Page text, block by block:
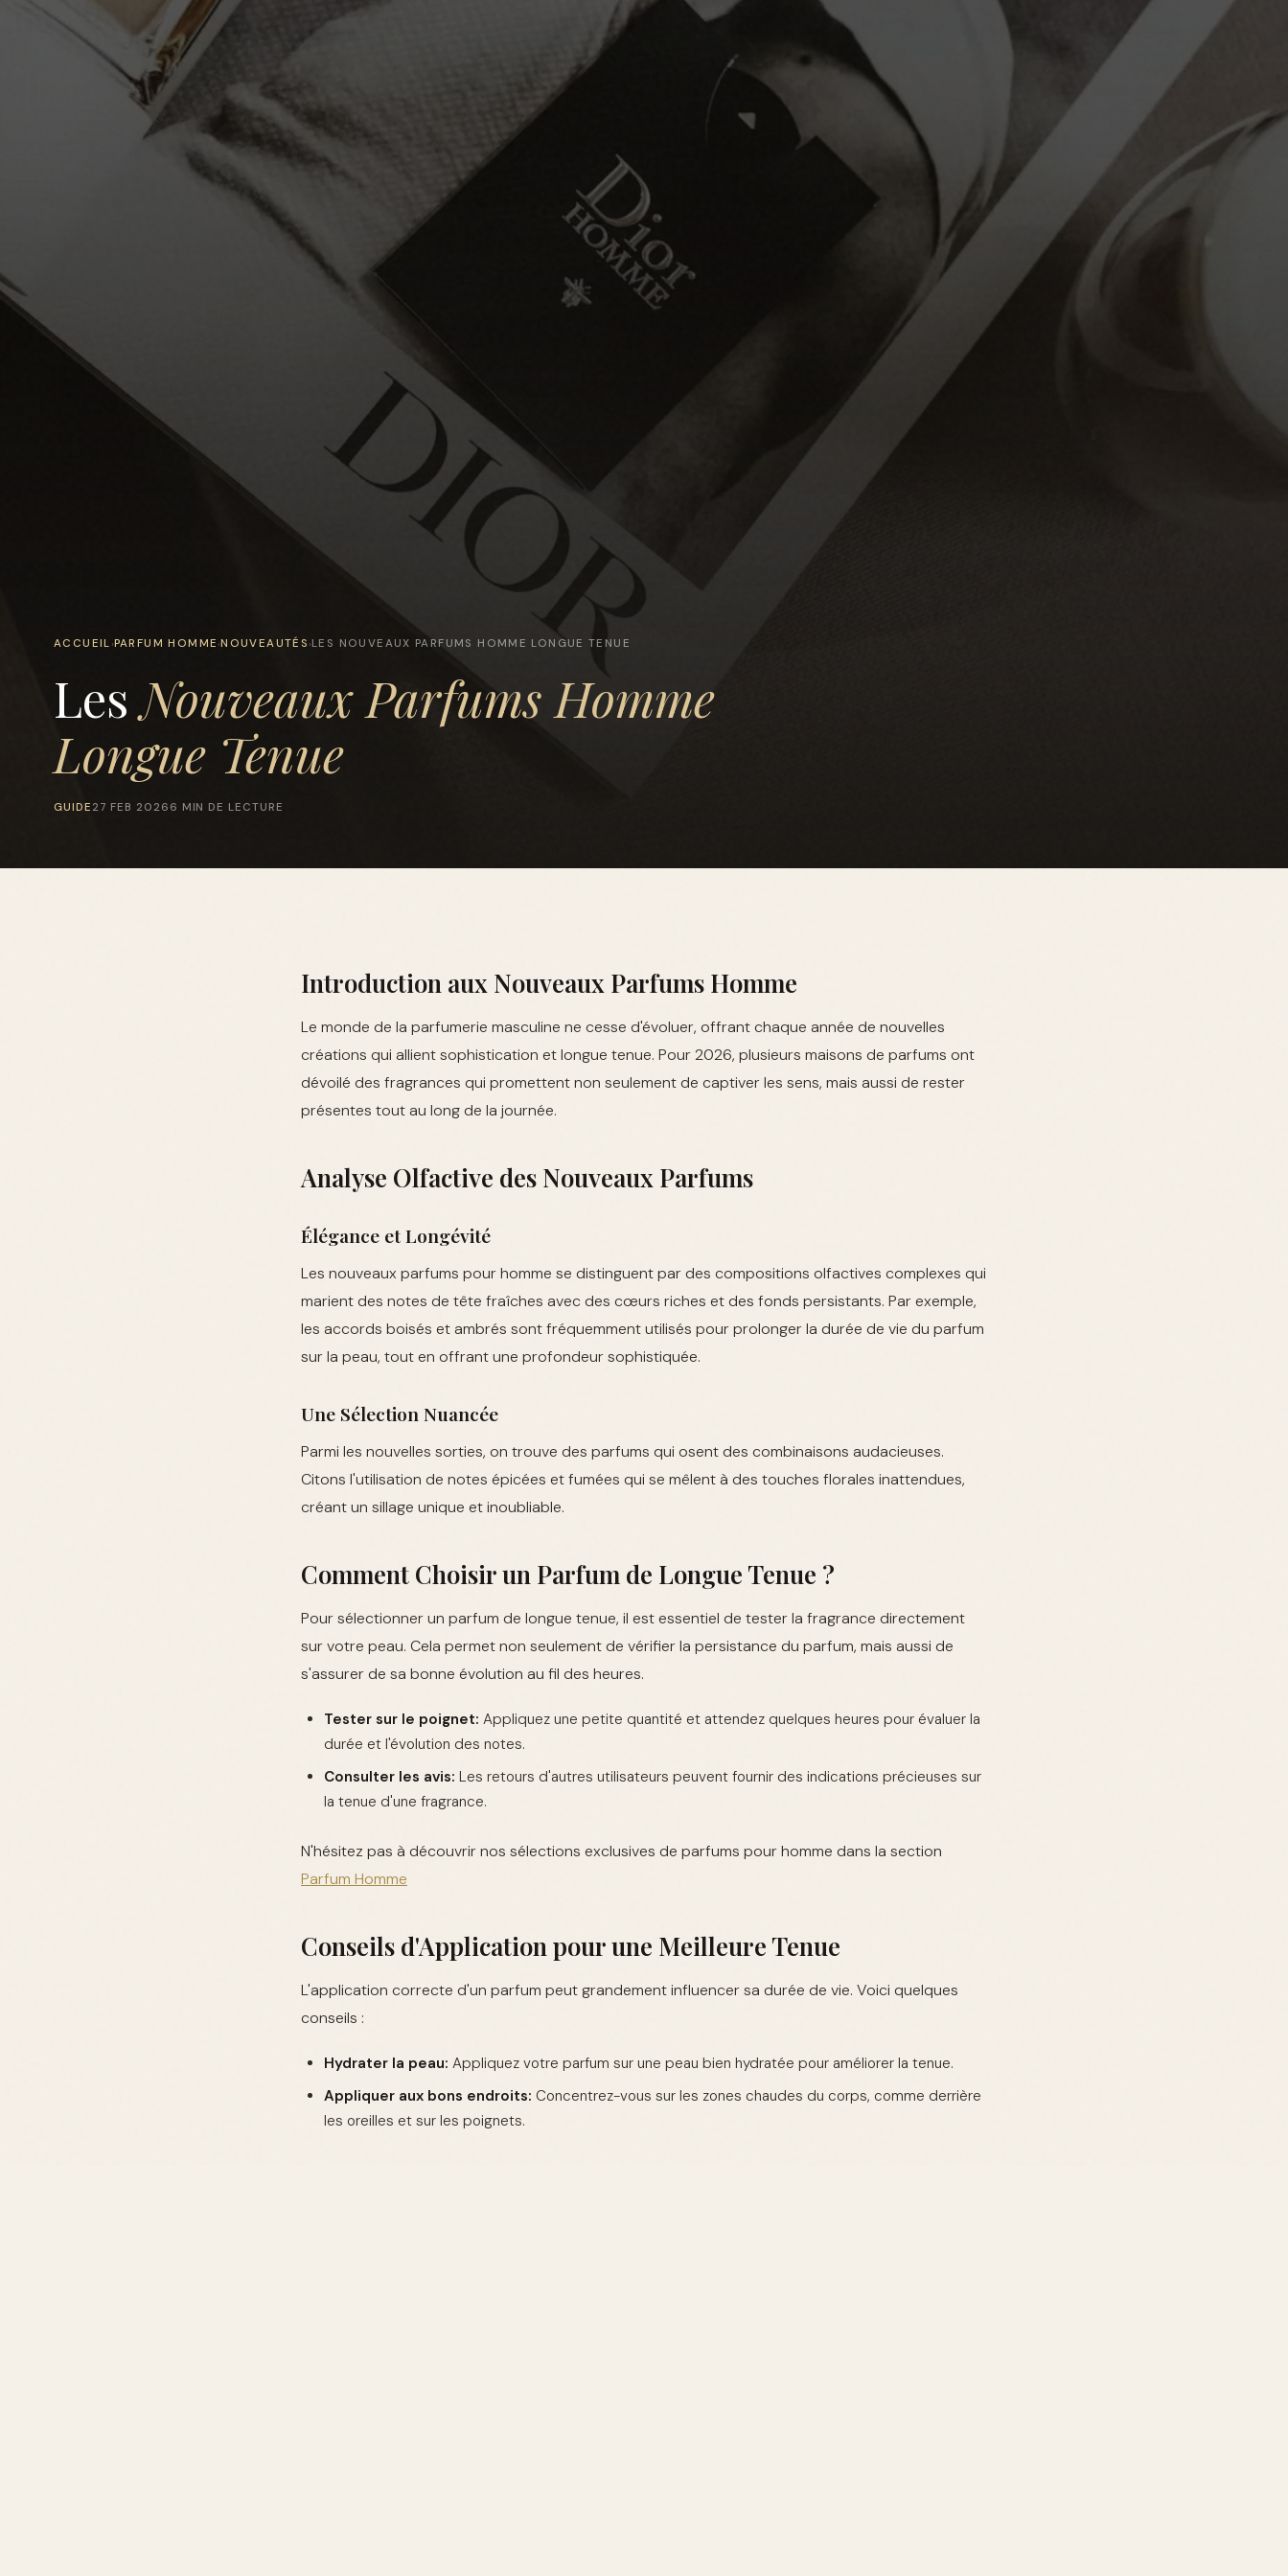
ACCUEIL ›PARFUM HOMME ›NOUVEAUTÉS ›LES NOUVEAUX PARFUMS HOMME LONGUE TENUE
LesNouveaux Parfums Homme
Longue Tenue
GUIDE 27 FEB 2026 6 MIN DE LECTURE
Introduction aux Nouveaux Parfums Homme
Le monde de la parfumerie masculine ne cesse d'évoluer, offrant chaque année de nouvelles
créations qui allient sophistication et longue tenue. Pour 2026, plusieurs maisons de parfums ont
dévoilé des fragrances qui promettent non seulement de captiver les sens, mais aussi de rester
présentes tout au long de la journée.
Analyse Olfactive des Nouveaux Parfums
Élégance et Longévité
Les nouveaux parfums pour homme se distinguent par des compositions olfactives complexes qui
marient des notes de tête fraîches avec des cœurs riches et des fonds persistants. Par exemple,
les accords boisés et ambrés sont fréquemment utilisés pour prolonger la durée de vie du parfum
sur la peau, tout en offrant une profondeur sophistiquée.
Une Sélection Nuancée
Parmi les nouvelles sorties, on trouve des parfums qui osent des combinaisons audacieuses.
Citons l'utilisation de notes épicées et fumées qui se mêlent à des touches florales inattendues,
créant un sillage unique et inoubliable.
Comment Choisir un Parfum de Longue Tenue ?
Pour sélectionner un parfum de longue tenue, il est essentiel de tester la fragrance directement
sur votre peau. Cela permet non seulement de vérifier la persistance du parfum, mais aussi de
s'assurer de sa bonne évolution au fil des heures.
Tester sur le poignet: Appliquez une petite quantité et attendez quelques heures pour évaluer la
durée et l'évolution des notes.
Consulter les avis: Les retours d'autres utilisateurs peuvent fournir des indications précieuses sur
la tenue d'une fragrance.
N'hésitez pas à découvrir nos sélections exclusives de parfums pour homme dans la section
Parfum Homme
Conseils d'Application pour une Meilleure Tenue
L'application correcte d'un parfum peut grandement influencer sa durée de vie. Voici quelques
conseils :
Hydrater la peau: Appliquez votre parfum sur une peau bien hydratée pour améliorer la tenue.
Appliquer aux bons endroits: Concentrez-vous sur les zones chaudes du corps, comme derrière
les oreilles et sur les poignets.